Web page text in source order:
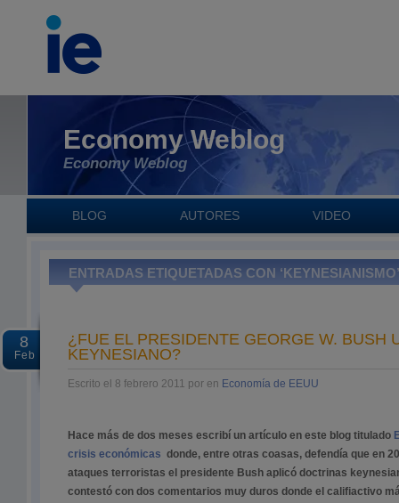
Economy Weblog
Economy Weblog
BLOG AUTORES VIDEO
ENTRADAS ETIQUETADAS CON ‘KEYNESIANISMO’
8
Feb
¿FUE EL PRESIDENTE GEORGE W. BUSH
KEYNESIANO?
Escrito el 8 febrero 2011 por en Economía de EEUU
Hace más de dos meses escribí un artículo en este blog titulado
crisis económicas donde, entre otras coasas, defendía que en
ataques terroristas el presidente Bush aplicó doctrinas
contestó con dos comentarios muy duros donde el califiactivo